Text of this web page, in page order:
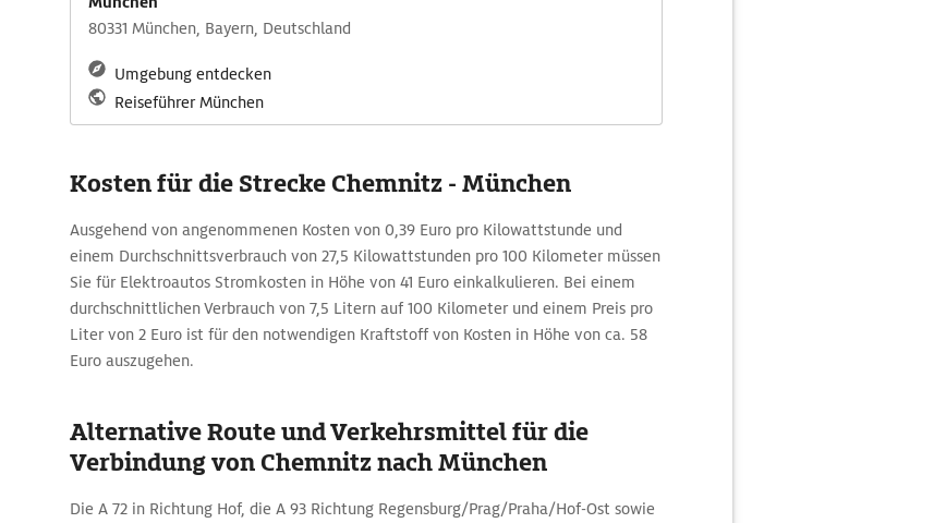
80331 München, Bayern, Deutschland
Umgebung entdecken
Reiseführer München
Kosten für die Strecke Chemnitz - München
Ausgehend von angenommenen Kosten von 0,39 Euro pro Kilowattstunde und
einem Durchschnittsverbrauch von 27,5 Kilowattstunden pro 100 Kilometer müssen
Sie für Elektroautos Stromkosten in Höhe von 41 Euro einkalkulieren. Bei einem
durchschnittlichen Verbrauch von 7,5 Litern auf 100 Kilometer und einem Preis pro
Liter von 2 Euro ist für den notwendigen Kraftstoff von Kosten in Höhe von ca. 58
Euro auszugehen.
Alternative Route und Verkehrsmittel für die
Verbindung von Chemnitz nach München
Die A 72 in Richtung Hof, die A 93 Richtung Regensburg/Prag/Praha/Hof-Ost sowie